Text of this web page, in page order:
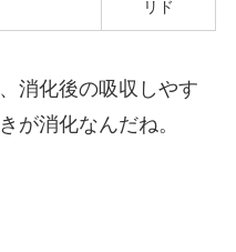
リド
消化後の吸収しやす
が消化なんだね。